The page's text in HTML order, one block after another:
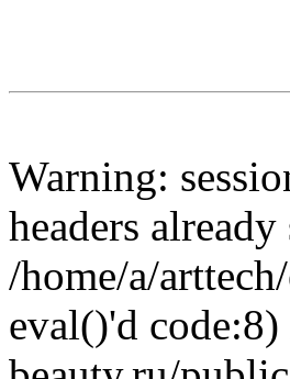
Warning:
headers
/home/a/
eval()'d